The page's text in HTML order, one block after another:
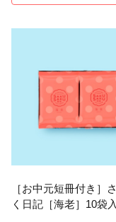
［お中元短冊付き］
く日記［海老］10袋入